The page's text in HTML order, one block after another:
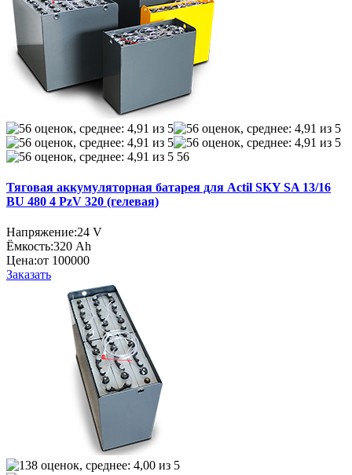
56
Тяговая аккумуляторная батарея для Actil SKY SA 13/16
BU 480 4 PzV 320 (гелевая)
Напряжение:24 V
Ёмкость:320 Ah
Цена:от 100000
Заказать